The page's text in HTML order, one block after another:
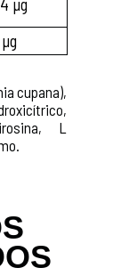
cupana),
L